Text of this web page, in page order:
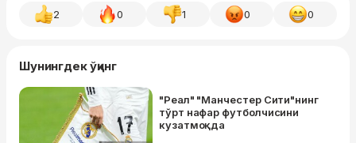
2 0 1 0 0
Шунингдек ўқинг
"Реал" "Манчестер Сити"нинг
тўрт нафар футболчисини
кузатмоқда